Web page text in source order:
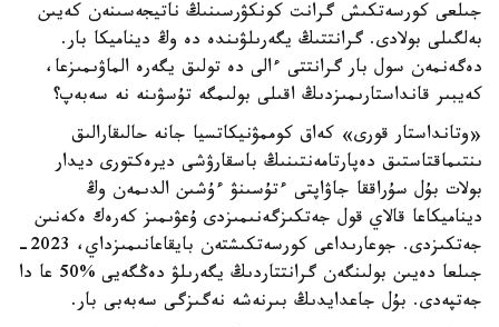
جىلعى كورسەتكىش گرانت كونكۋرسىنىڭ ناتيجەسىنەن كەيىن
بەلگىلى بولادى. گرانتتىڭ يگەرىلۋىندە دە وڭ ديناميكا بار.
دەگەنمەن سول بار گرانتتى ءالى دە تولىق يگەرە الماۋىمىزعا،
كەيبىر قانداستارىمىزدىڭ اقىلى بولىمگە تۇسۋىنە نە سەبەپ؟
«وتانداستار قورى» كەاق كوممۋنيكاتسيا جانە حالىقارالىق
ىنتىماقتاستىق دەپارتامەنتىنىڭ باسقارۋشى ديرەكتورى ديدار
بولات بۇل سۇراققا جاۋاپتى ءتۇسىنۋ ءۇشىن الدىمەن وڭ
ديناميكاعا قالاي قول جەتكىزگەنىمىزدى ۇعۋىمىز كەرەك ەكەنىن
جەتكىزدى. جوعارىداعى كورسەتكىشتەن بايقاعانىمىزداي، 2023-
جىلعا دەيىن بولىنگەن گرانتتاردىڭ يگەرىلۋ دەڭگەيى %50 عا دا
جەتپەدى. بۇل جاعدايدىڭ بىرنەشە نەگىزگى سەبەبى بار.